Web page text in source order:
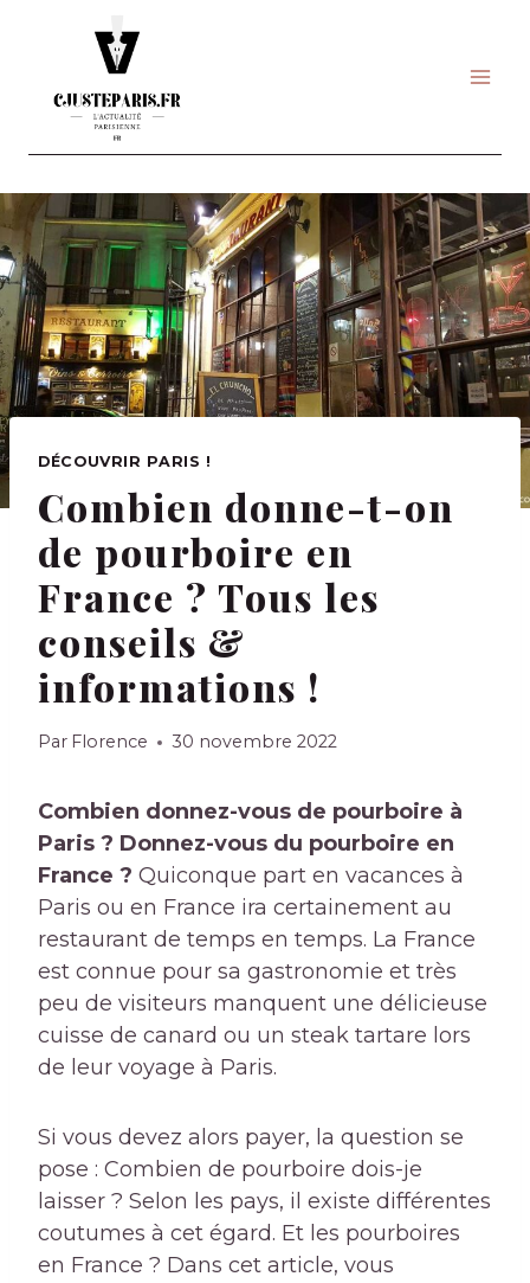
DÉCOUVRIR PARIS !
Combien donne-t-on
de pourboire en
France ? Tous les
conseils &
informations !
Par Florence 30 novembre 2022
Combien donnez-vous de pourboire à
Paris ? Donnez-vous du pourboire en
France ? Quiconque part en vacances à
Paris ou en France ira certainement au
restaurant de temps en temps. La France
est connue pour sa gastronomie et très
peu de visiteurs manquent une délicieuse
cuisse de canard ou un steak tartare lors
de leur voyage à Paris.
Si vous devez alors payer, la question se
pose : Combien de pourboire dois-je
laisser ? Selon les pays, il existe différentes
coutumes à cet égard. Et les pourboires
en France ? Dans cet article, vous